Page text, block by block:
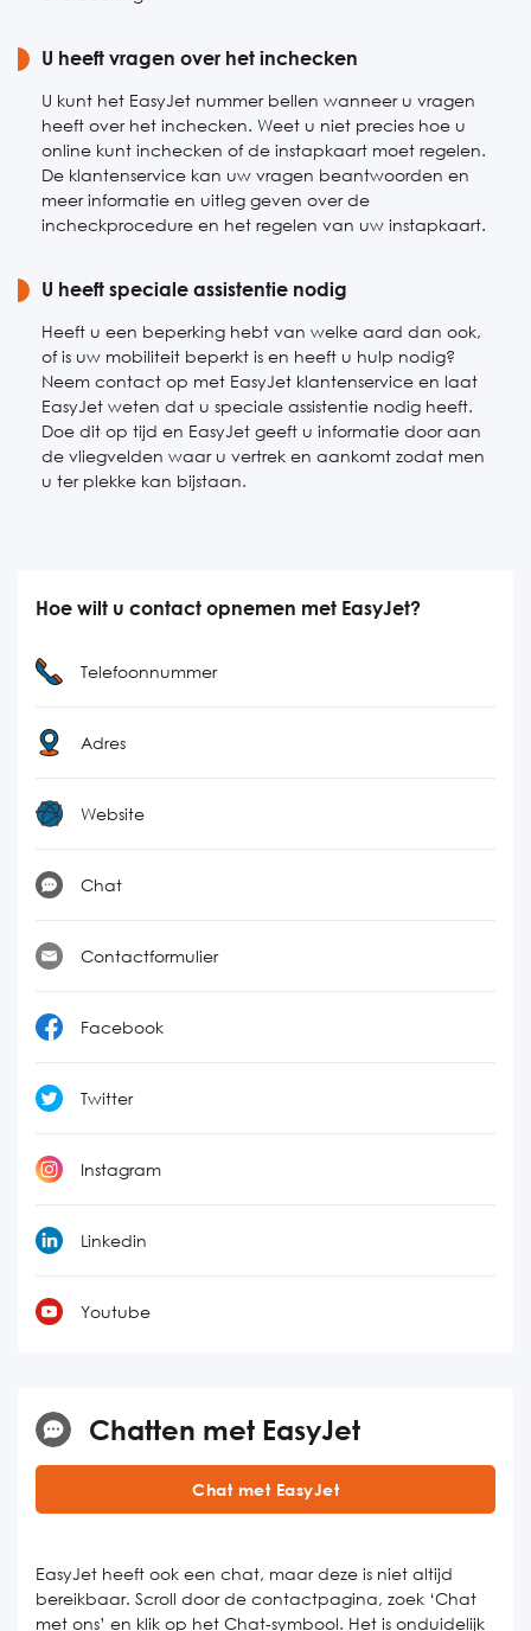
U heeft vragen over het inchecken
U kunt het EasyJet nummer bellen wanneer u vragen
heeft over het inchecken. Weet u niet precies hoe u
online kunt inchecken of de instapkaart moet regelen.
De klantenservice kan uw vragen beantwoorden en
meer informatie en uitleg geven over de
incheckprocedure en het regelen van uw instapkaart.
U heeft speciale assistentie nodig
Heeft u een beperking hebt van welke aard dan ook,
of is uw mobiliteit beperkt is en heeft u hulp nodig?
Neem contact op met EasyJet klantenservice en laat
EasyJet weten dat u speciale assistentie nodig heeft.
Doe dit op tijd en EasyJet geeft u informatie door aan
de vliegvelden waar u vertrek en aankomt zodat men
u ter plekke kan bijstaan.
Hoe wilt u contact opnemen met EasyJet?
Telefoonnummer
Adres
Website
Chat
Contactformulier
Facebook
Twitter
Instagram
Linkedin
Youtube
Chatten met EasyJet
Chat met EasyJet
EasyJet heeft ook een chat, maar deze is niet altijd
bereikbaar. Scroll door de contactpagina, zoek ‘Chat
met ons’ en klik op het Chat-symbool. Het is onduidelijk